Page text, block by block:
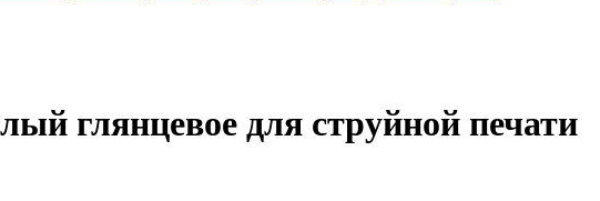
глянцевое для струйной печати